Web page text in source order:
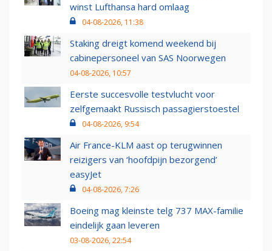
winst Lufthansa hard omlaag
04-08-2026, 11:38
Staking dreigt komend weekend bij
cabinepersoneel van SAS Noorwegen
04-08-2026, 10:57
Eerste succesvolle testvlucht voor
zelfgemaakt Russisch passagierstoestel
04-08-2026, 9:54
Air France-KLM aast op terugwinnen
reizigers van ‘hoofdpijn bezorgend’
easyJet
04-08-2026, 7:26
Boeing mag kleinste telg 737 MAX-familie
eindelijk gaan leveren
03-08-2026, 22:54